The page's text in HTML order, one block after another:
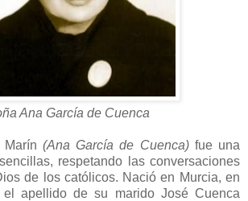
Ana García de Cuenca
Marín (Ana García de Cuenca) fue una
respetando las conversaciones
de los católicos. Nació en Murcia, en
el apellido de su marido José Cuenca